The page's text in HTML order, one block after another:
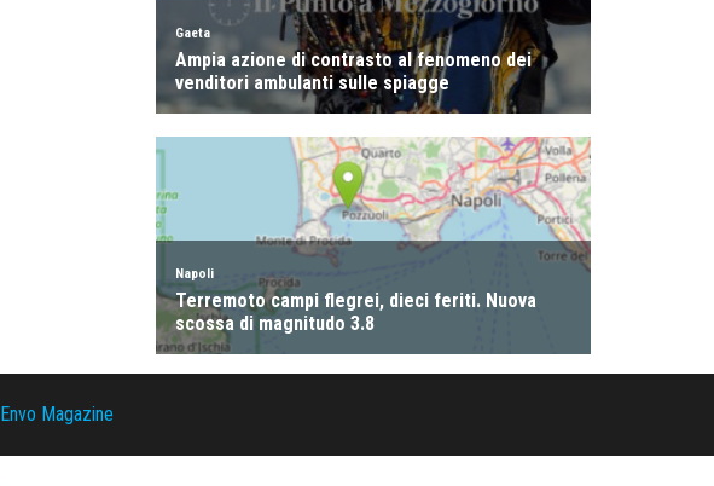
Envo Magazine